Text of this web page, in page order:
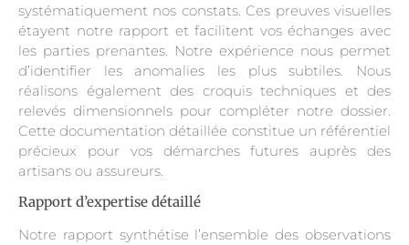
systématiquement nos constats. Ces preuves visuelles
étayent notre rapport et facilitent vos échanges avec
les parties prenantes. Notre expérience nous permet
d’identifier les anomalies les plus subtiles. Nous
réalisons également des croquis techniques et des
relevés dimensionnels pour compléter notre dossier.
Cette documentation détaillée constitue un référentiel
précieux pour vos démarches futures auprès des
artisans ou assureurs.
Rapport d’expertise détaillé
Notre rapport synthétise l’ensemble des observations